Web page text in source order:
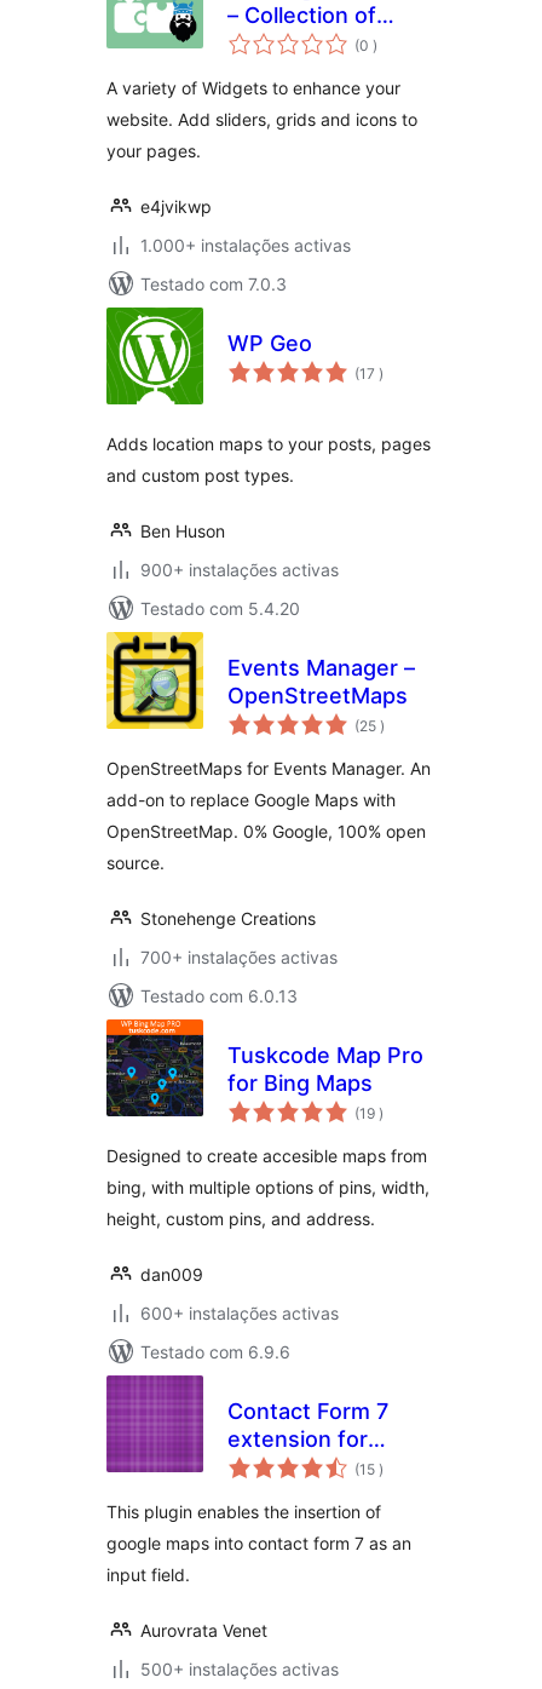
– Collection of
Widgets
(0 classificações
)
A variety of Widgets to enhance your
website. Add sliders, grids and icons to
your pages.
e4jvikwp
1.000+ instalações activas
Testado com 7.0.3
WP Geo
(17 classificações
)
Adds location maps to your posts, pages
and custom post types.
Ben Huson
900+ instalações activas
Testado com 5.4.20
Events Manager –
OpenStreetMaps
(25 classificações
)
OpenStreetMaps for Events Manager. An
add-on to replace Google Maps with
OpenStreetMap. 0% Google, 100% open
source.
Stonehenge Creations
700+ instalações activas
Testado com 6.0.13
Tuskcode Map Pro
for Bing Maps
(19 classificações
)
Designed to create accesible maps from
bing, with multiple options of pins, width,
height, custom pins, and address.
dan009
600+ instalações activas
Testado com 6.9.6
Contact Form 7
extension for
Google Map fields
(15 classificações
)
This plugin enables the insertion of
google maps into contact form 7 as an
input field.
Aurovrata Venet
500+ instalações activas